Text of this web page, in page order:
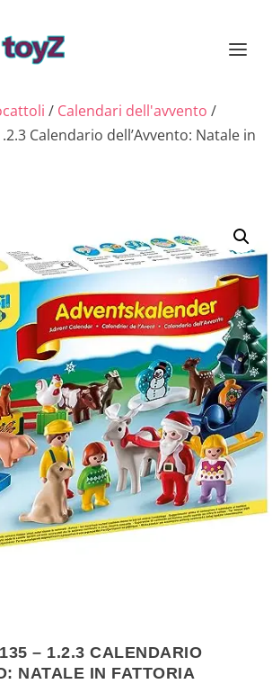
/ Calendari dell'avvento /
Calendario dell’Avvento: Natale in
– 1.2.3 CALENDARIO
NATALE IN FATTORIA